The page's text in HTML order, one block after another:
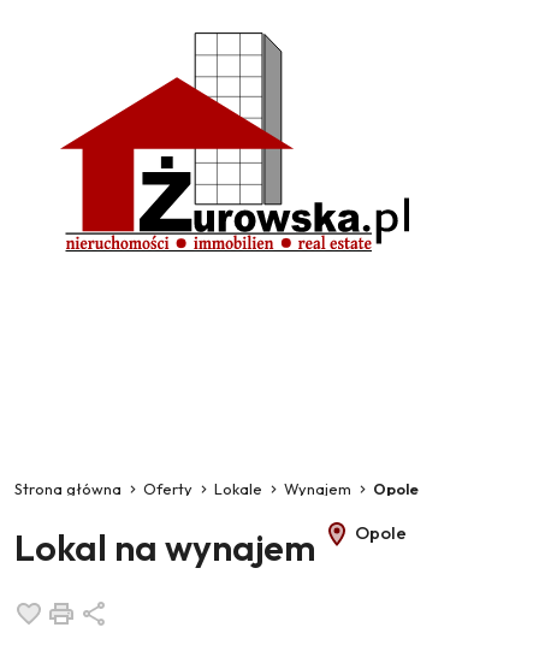
Strona główna Oferty Lokale Wynajem Opole
Lokal na wynajem Opole
Dodaj do ulubionych
Drukuj